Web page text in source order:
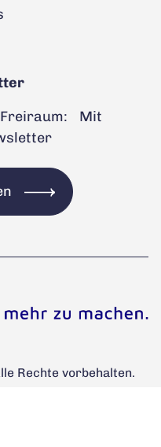
Freiraum: Mit
Rechte vorbehalten.